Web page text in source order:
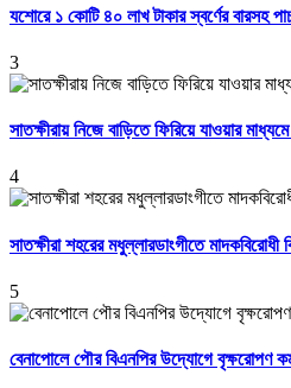
যশোরে ১ কোটি ৪০ লাখ টাকার স্বর্ণের বারসহ
3
সাতক্ষীরায় নিজে বাড়িতে ফিরিয়ে যাওয়ার
4
সাতক্ষীরা শহরের মধুল্লারডাংগীতে
5
বেনাপোলে পৌর বিএনপির উদ্যোগে বৃক্ষরোপণ